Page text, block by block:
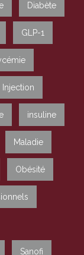
Diabète
GLP-1
Injection
insuline
Maladie
Obésité
Sanofi